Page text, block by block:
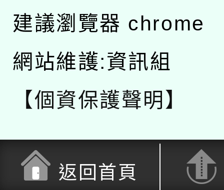
建議瀏覽器 chrome
網站維護:資訊組
【個資保護聲明】
返回首頁